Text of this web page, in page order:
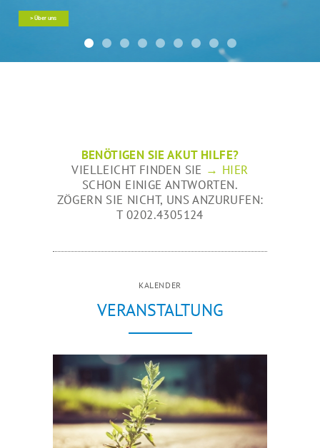
> Über uns
BENÖTIGEN SIE AKUT HILFE?
VIELLEICHT FINDEN SIE → HIER
SCHON EINIGE ANTWORTEN.
ZÖGERN SIE NICHT, UNS ANZURUFEN:
T 0202.4305124
KALENDER
VERANSTALTUNG